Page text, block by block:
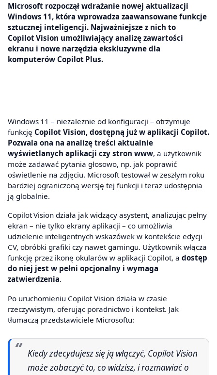
Microsoft rozpoczął wdrażanie nowej aktualizacji
Windows 11, która wprowadza zaawansowane funkcje
sztucznej inteligencji. Najważniejsze z nich to
Copilot Vision umożliwiający analizę zawartości
ekranu i nowe narzędzia ekskluzywne dla
komputerów Copilot Plus.
Windows 11 – niezależnie od konfiguracji – otrzymuje
funkcję Copilot Vision, dostępną już w aplikacji Copilot.
Pozwala ona na analizę treści aktualnie
wyświetlanych aplikacji czy stron www, a użytkownik
może zadawać pytania głosowo, np. jak poprawić
oświetlenie na zdjęciu. Microsoft testował w zeszłym roku
bardziej ograniczoną wersję tej funkcji i teraz udostępnia
ją globalnie.
Copilot Vision działa jak widzący asystent, analizując pełny
ekran – nie tylko ekrany aplikacji – co umożliwia
udzielenie inteligentnych wskazówek w kontekście edycji
CV, obróbki grafiki czy nawet gamingu. Użytkownik włącza
funkcję przez ikonę okularów w aplikacji Copilot, a dostęp
do niej jest w pełni opcjonalny i wymaga
zatwierdzenia.
Po uruchomieniu Copilot Vision działa w czasie
rzeczywistym, oferując poradnictwo i kontekst. Jak
tłumaczą przedstawiciele Microsoftu:
Kiedy zdecydujesz się ją włączyć, Copilot Vision
może zobaczyć to, co widzisz, i rozmawiać o